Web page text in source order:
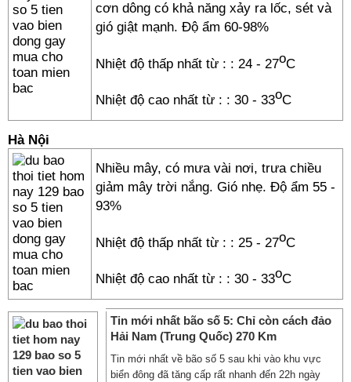
cơn dông có khả năng xảy ra lốc, sét và
gió giật mạnh. Độ ẩm 60-98%
Nhiệt độ thấp nhất từ : : 24 - 27oC
Nhiệt độ cao nhất từ : : 30 - 33oC
Hà Nội
Nhiều mây, có mưa vài nơi, trưa chiều
giảm mây trời nắng. Gió nhẹ. Độ ẩm 55 -
93%
Nhiệt độ thấp nhất từ : : 25 - 27oC
Nhiệt độ cao nhất từ : : 30 - 33oC
Tin mới nhất bão số 5: Chỉ còn cách đảo
Hải Nam (Trung Quốc) 270 Km
Tin mới nhất về bão số 5 sau khi vào khu vực
biển đông đã tăng cấp rất nhanh đến 22h ngày